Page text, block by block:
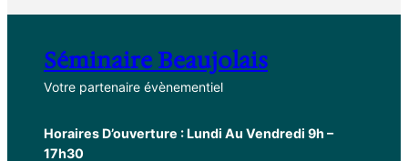
Séminaire Beaujolais
Votre partenaire évènementiel
Horaires D’ouverture : Lundi Au Vendredi 9h –
17h30